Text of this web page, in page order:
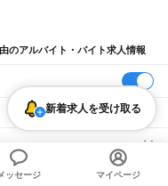
のアルバイト・バイト求人情報
ガチャガチャ
井荻駅 時間や曜日が選べ
新着求人を受け取る
メッセージ マイページ